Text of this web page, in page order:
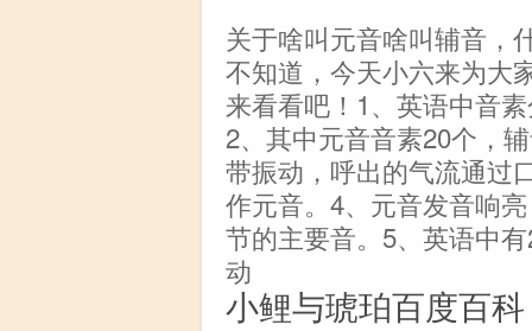
关于啥叫元音啥叫辅音，
不知道，今天小六来为大
来看看吧！1、英语中音
2、其中元音音素20个，
带振动，呼出的气流通过
作元音。4、元音发音响
节的主要音。5、英语中
动
小鲤与琥珀百度百